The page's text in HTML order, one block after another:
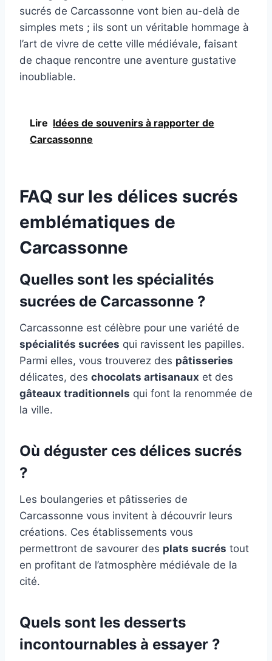
sucrés de Carcassonne vont bien au-delà de
simples mets ; ils sont un véritable hommage à
l’art de vivre de cette ville médiévale, faisant
de chaque rencontre une aventure gustative
inoubliable.
Lire Idées de souvenirs à rapporter de
Carcassonne
FAQ sur les délices sucrés
emblématiques de
Carcassonne
Quelles sont les spécialités
sucrées de Carcassonne ?
Carcassonne est célèbre pour une variété de
spécialités sucrées qui ravissent les papilles.
Parmi elles, vous trouverez des pâtisseries
délicates, des chocolats artisanaux et des
gâteaux traditionnels qui font la renommée de
la ville.
Où déguster ces délices sucrés
?
Les boulangeries et pâtisseries de
Carcassonne vous invitent à découvrir leurs
créations. Ces établissements vous
permettront de savourer des plats sucrés tout
en profitant de l’atmosphère médiévale de la
cité.
Quels sont les desserts
incontournables à essayer ?